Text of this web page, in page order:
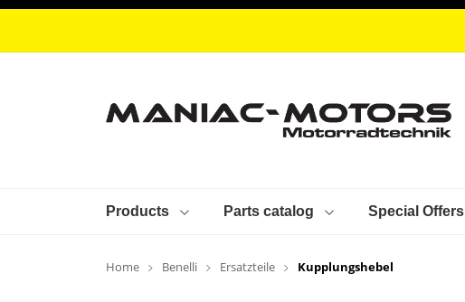
Products Parts catalog Special Offers
Home Benelli Ersatzteile Kupplungshebel